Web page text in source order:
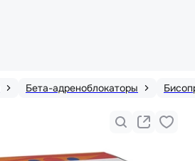
Бета-адреноблокаторы